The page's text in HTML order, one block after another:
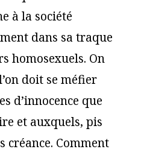
à la société
dans sa traque
homosexuels. On
doit se méfier
d’innocence que
et auxquels, pis
créance. Comment